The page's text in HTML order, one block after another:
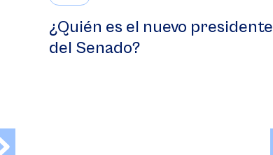
¿Quién es el nuevo presidente
del Senado?